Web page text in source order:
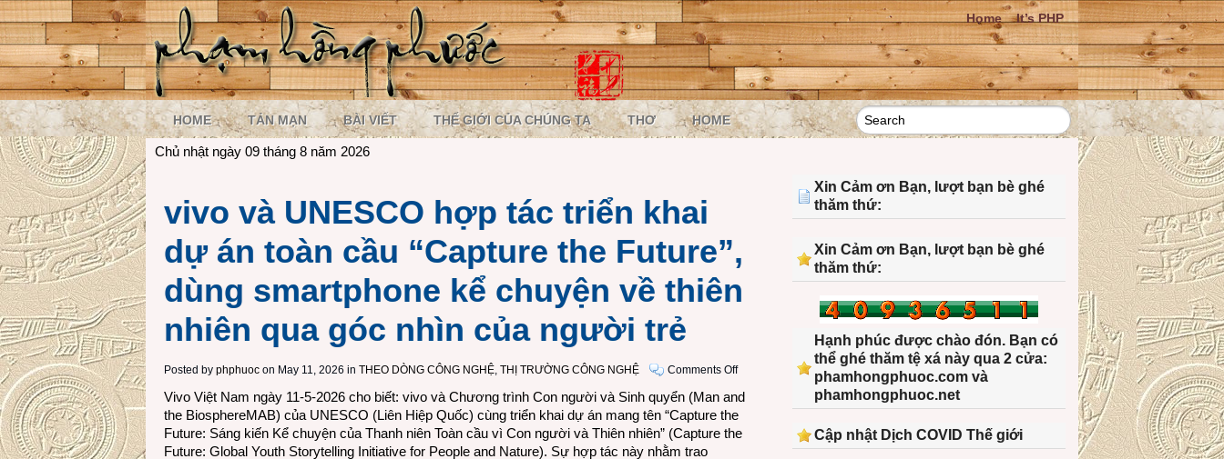
Home It’s PHP
HOME TẢN MẠN BÀI VIẾT THẾ GIỚI CỦA CHÚNG TA THƠ HOME
Chủ nhật ngày 09 tháng 8 năm 2026
vivo và UNESCO hợp tác triển khai
dự án toàn cầu “Capture the Future”,
dùng smartphone kể chuyện về thiên
nhiên qua góc nhìn của người trẻ
Posted by phphuoc on May 11, 2026 in THEO DÒNG CÔNG NGHỆ, THỊ TRƯỜNG CÔNG NGHỆ Comments Offon
và
UNESCO
hợp
Vivo Việt Nam ngày 11-5-2026 cho biết: vivo và Chương trình Con người và Sinh quyển (Man and
the BiosphereMAB) của UNESCO (Liên Hiệp Quốc) cùng triển khai dự án mang tên “Capture the
Future: Sáng kiến Kể chuyện của Thanh niên Toàn cầu vì Con người và Thiên nhiên” (Capture the
Future: Global Youth Storytelling Initiative for People and Nature). Sự hợp tác này nhằm trao
Xin Cảm ơn Bạn, lượt bạn bè ghé
thăm thứ:
Xin Cảm ơn Bạn, lượt bạn bè ghé
thăm thứ:
Hạnh phúc được chào đón. Bạn có
thể ghé thăm tệ xá này qua 2 cửa:
phamhongphuoc.com và
phamhongphuoc.net
Cập nhật Dịch COVID Thế giới